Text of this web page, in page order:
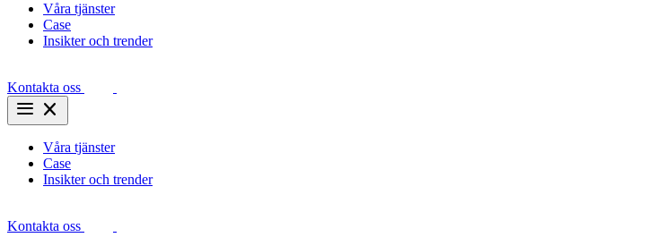
Våra tjänster
Case
Insikter och trender
Kontakta oss
menu close
Våra tjänster
Case
Insikter och trender
Kontakta oss